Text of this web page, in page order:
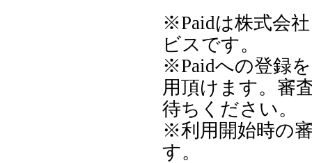
※Paidは株式会
ビスです。
※Paidへの登録
用頂けます。審
待ちください。
※利用開始時の
す。